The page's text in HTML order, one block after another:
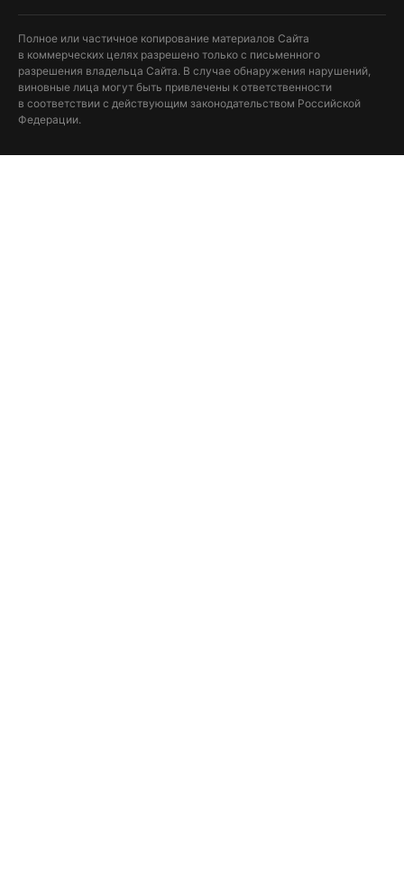
Полное или частичное копирование материалов Сайта
в коммерческих целях разрешено только с письменного
разрешения владельца Сайта. В случае обнаружения нарушений,
виновные лица могут быть привлечены к ответственности
в соответствии с действующим законодательством Российской
Федерации.